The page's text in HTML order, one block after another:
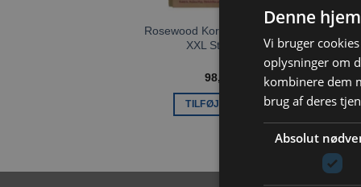
Rosewood Kornfri Four Seasons
XXL Sticks 450g
98,00
TILFØJ TIL KURV
Denne
Vi bruger
oplysninger om
kombinere dem
brug af deres
Absolut